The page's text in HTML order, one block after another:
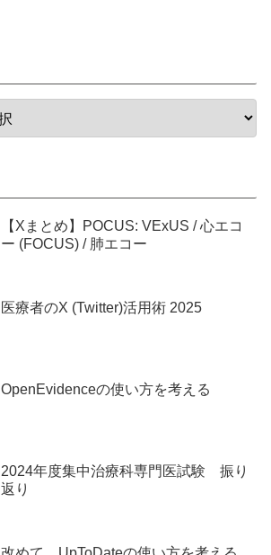
【Xまとめ】POCUS: VExUS / 心エコ
ー (FOCUS) / 肺エコー
医療者のX (Twitter)活用術 2025
OpenEvidenceの使い方を考える
2024年度集中治療科専門医試験 振り
返り